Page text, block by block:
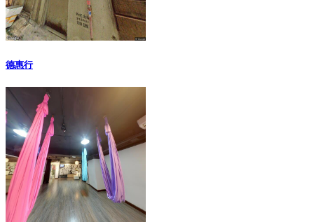
德惠行